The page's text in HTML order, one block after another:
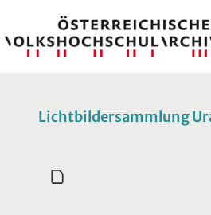
Lichtbildersammlung